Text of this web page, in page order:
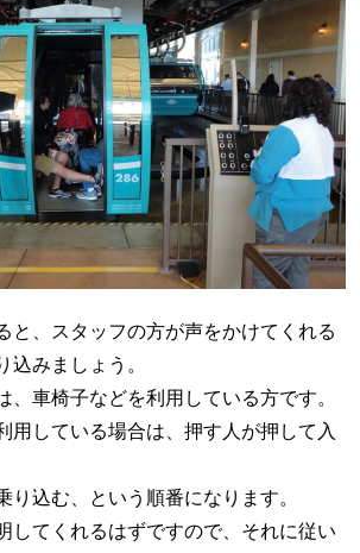
と、スタッフの方が声をかけてくれる
込みましょう。
、車椅子などを利用している方です。
用している場合は、押す人が押して入
り込む、という順番になります。
してくれるはずですので、それに従い